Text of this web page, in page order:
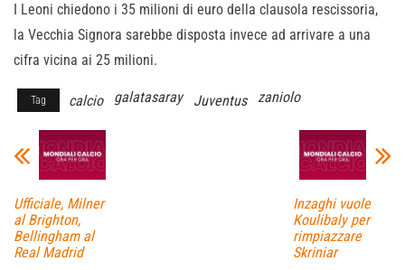
I Leoni chiedono i 35 milioni di euro della clausola rescissoria,
la Vecchia Signora sarebbe disposta invece ad arrivare a una
cifra vicina ai 25 milioni.
Tag calcio galatasaray Juventus zaniolo
Ufficiale, Milner
al Brighton,
Bellingham al
Real Madrid
Inzaghi vuole
Koulibaly per
rimpiazzare
Skriniar